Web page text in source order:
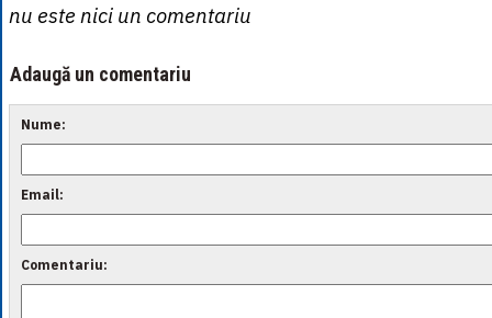
nu este nici un comentariu
Adaugă un comentariu
Nume:
Email:
Comentariu: